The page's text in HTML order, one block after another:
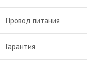
Провод питания
Гарантия